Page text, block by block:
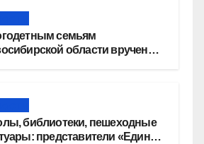
семьям
области вручены
библиотеки, пешеходные
представители «Единой